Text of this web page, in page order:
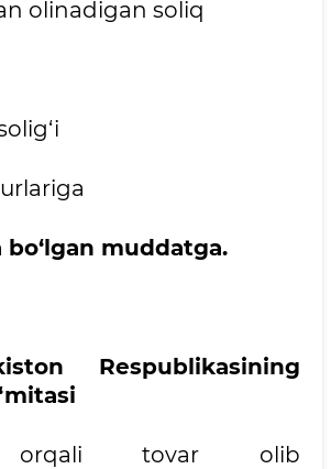
olinadigan soliq
bo‘lgan muddatga.
Respublikasining
orqali tovar olib